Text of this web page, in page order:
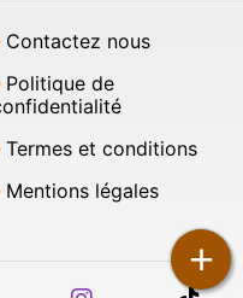
+
Contactez nous
Politique de
Termes et conditions
Mentions légales